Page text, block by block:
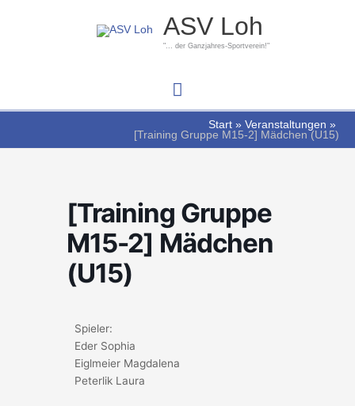
ASV Loh
"... der Ganzjahres-Sportverein!"
Hauptmenü
Start
Veranstaltungen
[Training Gruppe M15-2] Mädchen (U15)
[Training Gruppe
M15-2] Mädchen
(U15)
Spieler:
Eder Sophia
Eiglmeier Magdalena
Peterlik Laura